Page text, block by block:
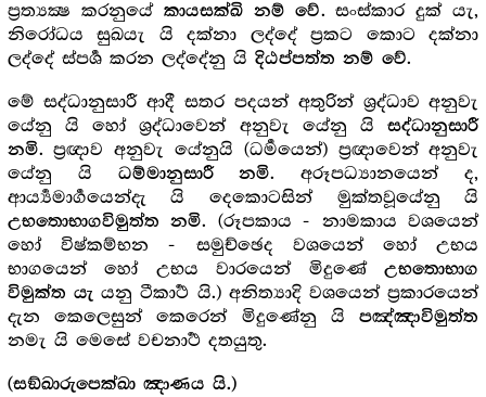
ප්‍ර‍ත්‍යක්‍ෂ කරනුයේ කායසක්ඛි නම් වේ. සංස්කාර දුක් යැ,
නිරෝධය සුඛයැ යි දක්නා ලද්දේ ප්‍ර‍කට කොට දක්නා
ලද්දේ ස්පර්‍ශ කරන ලද්දේනු යි දිඨප්පත්ත නම් වේ.
මේ සද්ධානුසාරී ආදී සතර පදයන් අතුරින් ශ්‍ර‍ද්ධාව අනුවැ
යේනු යි හෝ ශ්‍ර‍ද්ධාවෙන් අනුවැ යේනු යිසද්ධානුසාරී
නමි. ප්‍ර‍ඥාව අනුවැ යේනුයි (ධර්‍මයෙන්) ප්‍ර‍ඥාවෙන් අනුවැ
යේනු යි ධම්මානුසාරී නමි. අරූපධ්‍යානයෙන් ද,
ආර්‍ය්‍යමාර්‍ගයෙන්දැ යි දෙකොටසින් මුක්තවූයේනු යි
උභතොභාගවිමුත්ත නමි. (රූපකාය - නාමකාය වශයෙන්
හෝ විෂ්කම්භන - සමුච්ඡෙද වශයෙන් හෝ උභය
භාගයෙන් හෝ උභය වාරයෙන් මිදුණේඋභතොභාග
විමුක්ත යැ යනු ටීකාර්‍ථ යි.) අනිත්‍යාදි වශයෙන් ප්‍ර‍කාරයෙන්
දැන කෙලෙසුන් කෙරෙන් මිදුණේනු යිපඤ්ඤාවිමුත්ත
නමැ යි මෙසේ වචනාර්‍ථ දතයුතු.
(සඞ්ඛාරුපෙක්ඛා ඤාණය යි.)